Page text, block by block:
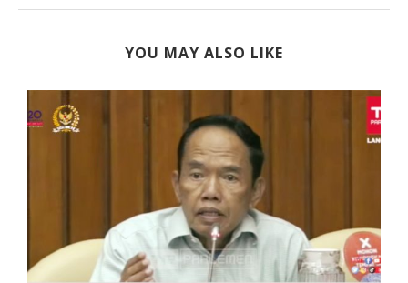
YOU MAY ALSO LIKE